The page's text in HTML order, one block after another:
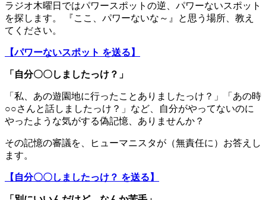
ラジオ木曜日ではパワースポットの逆、パワーないスポット
を探します。 『ここ、パワーないな～』と思う場所、教え
てください。
【パワーないスポット を送る】
「自分〇〇しましたっけ？」
「私、あの遊園地に行ったことありましたっけ？」「あの時
○○さんと話しましたっけ？」など、自分がやってないのに
やったような気がする偽記憶、ありませんか？
その記憶の審議を、ヒューマニスタが（無責任に）お答えし
ます。
【自分〇〇しましたっけ？ を送る】